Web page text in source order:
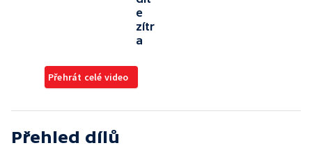
e
zítr
a
Přehrát celé video
Přehled dílů